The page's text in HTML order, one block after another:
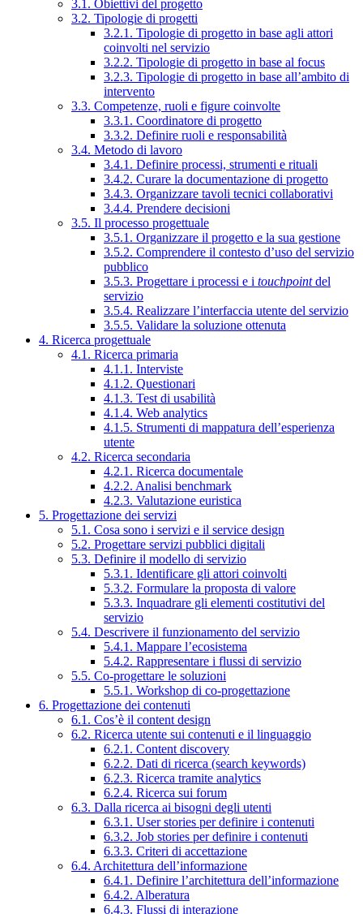
3.1. Obiettivi del progetto
3.2. Tipologie di progetti
3.2.1. Tipologie di progetto in base agli attori
coinvolti nel servizio
3.2.2. Tipologie di progetto in base al focus
3.2.3. Tipologie di progetto in base all’ambito di
intervento
3.3. Competenze, ruoli e figure coinvolte
3.3.1. Coordinatore di progetto
3.3.2. Definire ruoli e responsabilità
3.4. Metodo di lavoro
3.4.1. Definire processi, strumenti e rituali
3.4.2. Curare la documentazione di progetto
3.4.3. Organizzare tavoli tecnici collaborativi
3.4.4. Prendere decisioni
3.5. Il processo progettuale
3.5.1. Organizzare il progetto e la sua gestione
3.5.2. Comprendere il contesto d’uso del servizio
pubblico
3.5.3. Progettare i processi e i touchpointdel
servizio
3.5.4. Realizzare l’interfaccia utente del servizio
3.5.5. Validare la soluzione ottenuta
4. Ricerca progettuale
4.1. Ricerca primaria
4.1.1. Interviste
4.1.2. Questionari
4.1.3. Test di usabilità
4.1.4. Web analytics
4.1.5. Strumenti di mappatura dell’esperienza
utente
4.2. Ricerca secondaria
4.2.1. Ricerca documentale
4.2.2. Analisi benchmark
4.2.3. Valutazione euristica
5. Progettazione dei servizi
5.1. Cosa sono i servizi e il service design
5.2. Progettare servizi pubblici digitali
5.3. Definire il modello di servizio
5.3.1. Identificare gli attori coinvolti
5.3.2. Formulare la proposta di valore
5.3.3. Inquadrare gli elementi costitutivi del
servizio
5.4. Descrivere il funzionamento del servizio
5.4.1. Mappare l’ecosistema
5.4.2. Rappresentare i flussi di servizio
5.5. Co-progettare le soluzioni
5.5.1. Workshop di co-progettazione
6. Progettazione dei contenuti
6.1. Cos’è il content design
6.2. Ricerca utente sui contenuti e il linguaggio
6.2.1. Content discovery
6.2.2. Dati di ricerca (search keywords)
6.2.3. Ricerca tramite analytics
6.2.4. Ricerca sui forum
6.3. Dalla ricerca ai bisogni degli utenti
6.3.1. User stories per definire i contenuti
6.3.2. Job stories per definire i contenuti
6.3.3. Criteri di accettazione
6.4. Architettura dell’informazione
6.4.1. Definire l’architettura dell’informazione
6.4.2. Alberatura
6.4.3. Flussi di interazione